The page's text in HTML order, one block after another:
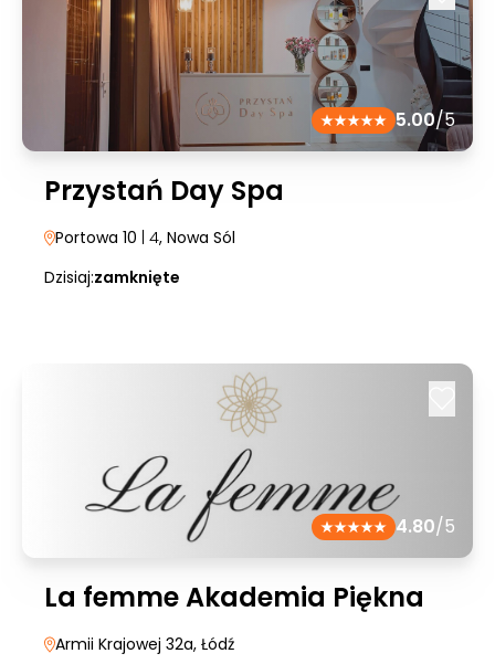
5.00/5
Przystań Day Spa
Portowa 10 | 4, Nowa Sól
Dzisiaj:zamknięte
4.80/5
La femme Akademia Piękna
Armii Krajowej 32a, Łódź